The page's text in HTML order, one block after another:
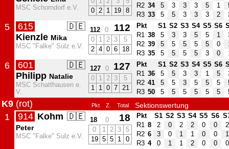
MSC Schorndorf e.V.
0
2 1 19 8
R2 34 5 3 3 3 5 1
R3 33 5 5 3 3 3 2
5 🇩🇪
615
Kienzle Mika
MSC "Falke" Sulz e.V.
112 0 112
0 1 2 3
5
2
4 0 6 18
Pkt S1 S2 S3 S4 S5 S6
R1
38 5 3 3 5 5 1
R2 39 5 5 5 5 5 0
R3 35 5 5 5 5 3 0
6 🇩🇪
601
Philipp Natalie
MSC Schatthausen e.
V.
127 0 127
0 1 2 3
5
1
1 0 7 21
Pkt S1 S2 S3 S4 S5 S6
R1
36 5 5 3 3 1 5
R2 41 5 5 3 5 5 5
R3 50 5 5 5 5 5 5
K9 (rot) Pkt Z. Total Sektionswertung
1 🇩🇪
914 Kohm
Peter
MSC "Falke" Sulz e.V.
18 0 18
0 1 2 3
5
19
5 5 1 0
Pkt S1 S2 S3 S4 S5 S6
R1
8 2 0 2 2 0 0
2
R2 6 3 0 1 1 0 0
1
R3 4 0 1 1 2 0 0 0